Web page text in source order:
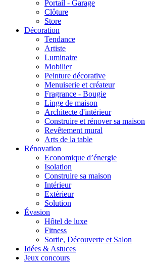
Portail - Garage
Clôture
Store
Décoration
Tendance
Artiste
Luminaire
Mobilier
Peinture décorative
Menuiserie et créateur
Fragrance - Bougie
Linge de maison
Architecte d'intérieur
Construire et rénover sa maison
Revêtement mural
Arts de la table
Rénovation
Economique d’énergie
Isolation
Construire sa maison
Intérieur
Extérieur
Solution
Évasion
Hôtel de luxe
Fitness
Sortie, Découverte et Salon
Idées & Astuces
Jeux concours